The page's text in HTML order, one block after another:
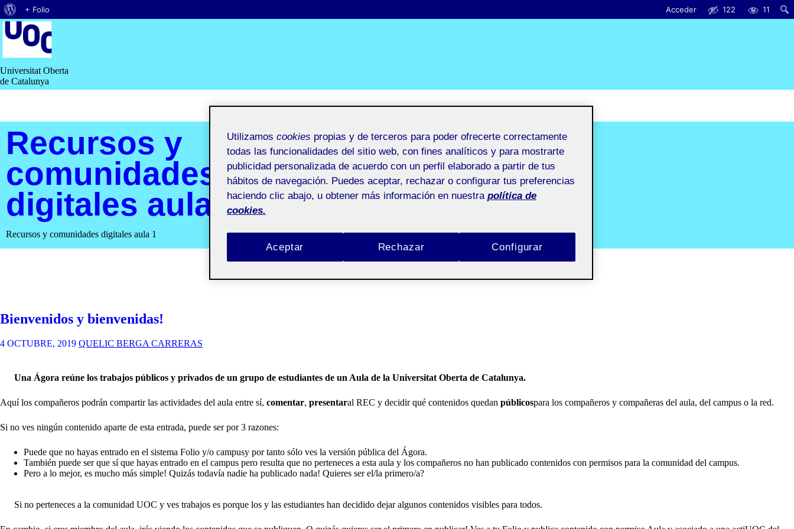
Saltar
al
contenido
Universitat Oberta
de Catalunya
Recursos y
comunidades
digitales aula 1
Recursos y comunidades digitales aula 1
Bienvenidos y bienvenidas!
4 OCTUBRE, 2019 QUELIC BERGA CARRERAS
Una Ágora reúne los trabajos públicos y privados de un grupo de estudiantes de un Aula de la Universitat Oberta de Catalunya.
Aquí los compañeros podrán compartir las actividades del aula entre sí, comentar, presentaral REC y decidir qué contenidos quedan públicospara los compañeros y compañeras del aula, del campus o la red.
Si no ves ningún contenido aparte de esta entrada, puede ser por 3 razones:
Puede que no hayas entrado en el sistema Folio y/o campusy por tanto sólo ves la versión pública del Ágora.
También puede ser que sí que hayas entrado en el campus pero resulta que no perteneces a esta aula y los compañeros no han publicado contenidos con permisos para la comunidad del campus.
Pero a lo mejor, es mucho más simple! Quizás todavía nadie ha publicado nada! Quieres ser el/la primero/a?
Si no perteneces a la comunidad UOC y ves trabajos es porque los y las estudiantes han decidido dejar algunos contenidos visibles para todos.
Acerca
de
WordPress
+ Folio Acceder 122 11
Utilizamos cookies propias y de terceros para poder ofrecerte correctamente
todas las funcionalidades del sitio web, con fines analíticos y para mostrarte
publicidad personalizada de acuerdo con un perfil elaborado a partir de tus
hábitos de navegación. Puedes aceptar, rechazar o configurar tus preferencias
haciendo clic abajo, u obtener más información en nuestra política de
cookies.
Rechazar
Aceptar Configurar